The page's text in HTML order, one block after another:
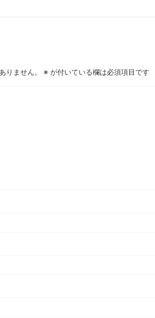
りません。 ※ が付いている欄は必須項目です